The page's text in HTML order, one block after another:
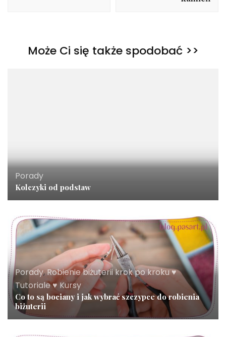
Może Ci się także spodobać >>
Porady
Kolczyki od podstaw
Porady,Robienie biżuterii krok po kroku ♥
Tutoriale ♥ Kursy
Co to są bociany i jak wybrać szczypce do robienia
biżuterii